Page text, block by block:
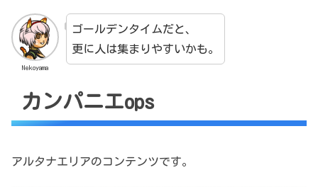
Nekoyama
ゴールデンタイムだと、
更に人は集まりやすいかも。
カンパニエops
アルタナエリアのコンテンツです。